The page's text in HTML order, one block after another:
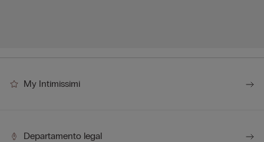
My Intimissimi
Departamento legal